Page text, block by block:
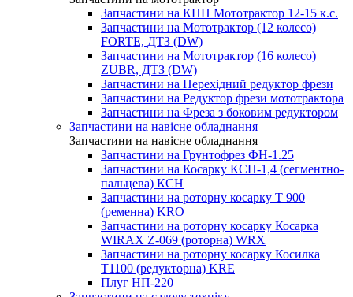
Запчастини на КПП Мототрактор 12-15 к.с.
Запчастини на Мототрактор (12 колесо)
FORTE, ДТЗ (DW)
Запчастини на Мототрактор (16 колесо)
ZUBR, ДТЗ (DW)
Запчастини на Перехідний редуктор фрези
Запчастини на Редуктор фрези мототрактора
Запчастини на Фреза з боковим редуктором
Запчастини на навісне обладнання
Запчастини на навісне обладнання
Запчастини на Грунтофрез ФН-1.25
Запчастини на Косарку КСН-1,4 (сегментно-
пальцева) КСН
Запчастини на роторну косарку T 900
(ременна) KRO
Запчастини на роторну косарку Косарка
WIRAX Z-069 (роторна) WRX
Запчастини на роторну косарку Косилка
T1100 (редукторна) KRE
Плуг НП-220